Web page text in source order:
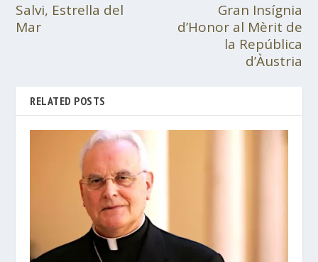
Salvi, Estrella del
Mar
Gran Insígnia
d’Honor al Mèrit de
la República
d’Àustria
RELATED POSTS